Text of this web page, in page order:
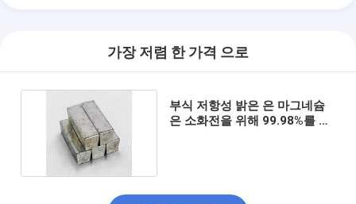
가장 저렴 한 가격 으로
부식 저항성 밝은 은 마그네슘
은 소화전을 위해 99.98%를 금